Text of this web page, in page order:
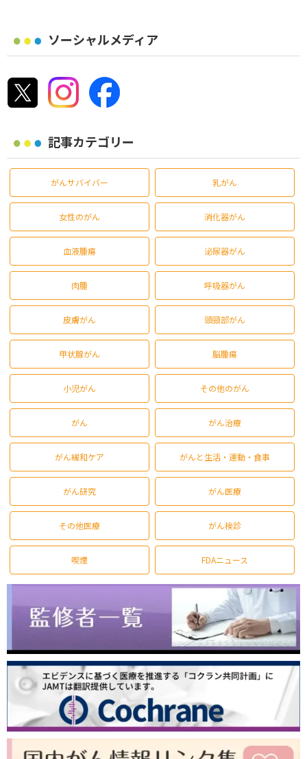
ソーシャルメディア
記事カテゴリー
がんサバイバー 乳がん
女性のがん 消化器がん
血液腫瘍 泌尿器がん
肉腫 呼吸器がん
皮膚がん 頭頸部がん
甲状腺がん 脳腫瘍
小児がん その他のがん
がん がん治療
がん緩和ケア がんと生活・運動・食事
がん研究 がん医療
その他医療 がん検診
喫煙 FDAニュース